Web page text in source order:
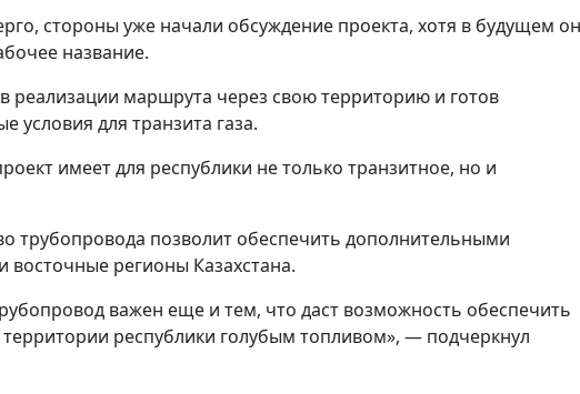
стороны уже начали обсуждение проекта, хотя в будущем он
название.
реализации маршрута через свою территорию и готов
условия для транзита газа.
имеет для республики не только транзитное, но и
трубопровода позволит обеспечить дополнительными
восточные регионы Казахстана.
важен еще и тем, что даст возможность обеспечить
республики голубым топливом», — подчеркнул